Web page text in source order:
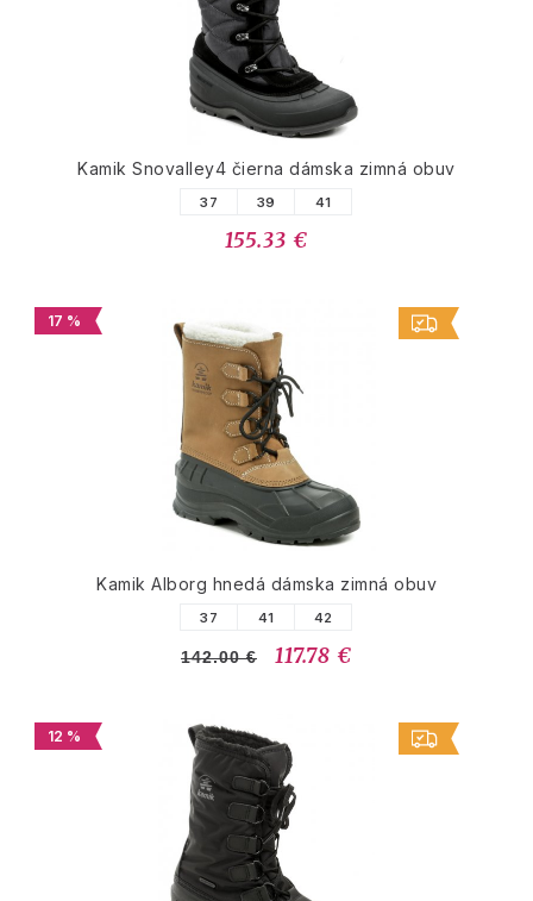
Kamik Snovalley4 čierna dámska zimná obuv
37 39 41
155.33 €
17 %
Kamik Alborg hnedá dámska zimná obuv
37 41 42
142.00 € 117.78 €
12 %